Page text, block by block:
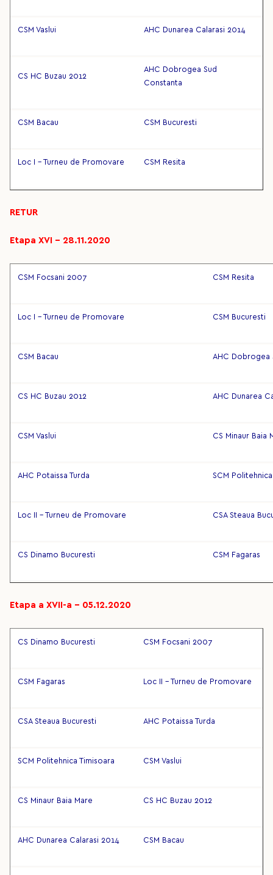
CSM Vaslui AHC Dunarea Calarasi 2014
CS HC Buzau 2012
AHC Dobrogea Sud
Constanta
CSM Bacau CSM Bucuresti
Loc I - Turneu de Promovare CSM Resita
RETUR
Etapa XVI – 28.11.2020
CSM Focsani 2007 CSM Resita
Loc I - Turneu de Promovare CSM Bucuresti
CSM Bacau AHC Dobrogea
CS HC Buzau 2012 AHC Dunarea
CSM Vaslui CS Minaur Baia
AHC Potaissa Turda SCM
Loc II - Turneu de Promovare CSA Steaua
CS Dinamo Bucuresti CSM Fagaras
Etapa a XVII-a – 05.12.2020
CS Dinamo Bucuresti CSM Focsani 2007
CSM Fagaras Loc II - Turneu de Promovare
CSA Steaua Bucuresti AHC Potaissa Turda
SCM Politehnica Timisoara CSM Vaslui
CS Minaur Baia Mare CS HC Buzau 2012
AHC Dunarea Calarasi 2014 CSM Bacau